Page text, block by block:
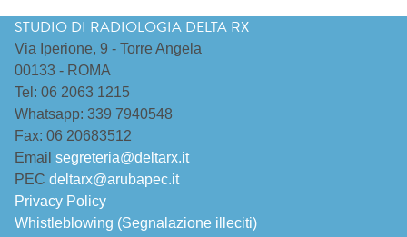
STUDIO DI RADIOLOGIA DELTA RX
Via Iperione, 9 - Torre Angela
00133 - ROMA
Tel: 06 2063 1215
Whatsapp: 339 7940548
Fax: 06 20683512
Email segreteria@deltarx.it
PEC deltarx@arubapec.it
Privacy Policy
Whistleblowing (Segnalazione illeciti)